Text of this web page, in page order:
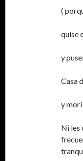
(
quise
y puse:
Casa
y mori
Ni les